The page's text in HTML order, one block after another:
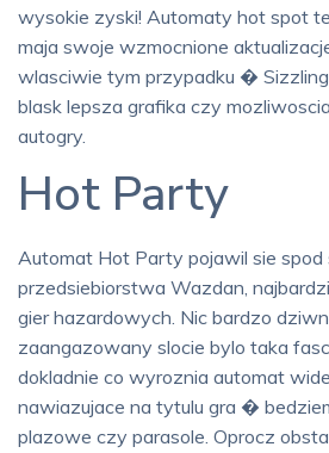
wysokie zyski! Automaty hot spot
maja swoje wzmocnione
wlasciwie tym przypadku �
blask lepsza grafika czy
autogry.
Hot Party
Automat Hot Party pojawil sie spod
przedsiebiorstwa Wazdan,
gier hazardowych. Nic bardzo
zaangazowany slocie bylo taka
dokladnie co wyroznia automat
nawiazujace na tytulu gra �
plazowe czy parasole. Oprocz